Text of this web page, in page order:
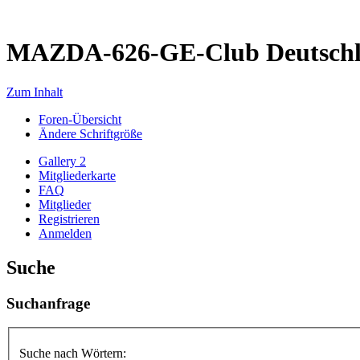
MAZDA-626-GE-Club
Zum Inhalt
Foren-Übersicht
Ändere Schriftgröße
Gallery 2
Mitgliederkarte
FAQ
Mitglieder
Registrieren
Anmelden
Suche
Suchanfrage
Suche nach Wörtern: